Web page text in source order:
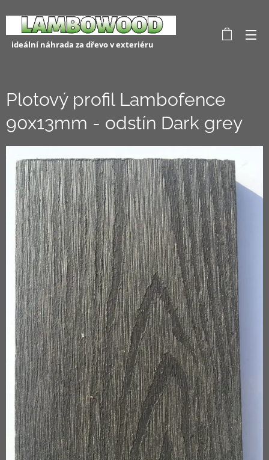
ideální náhrada za dřevo v exteriéru
Plotový profil Lambofence
90x13mm - odstín Dark grey